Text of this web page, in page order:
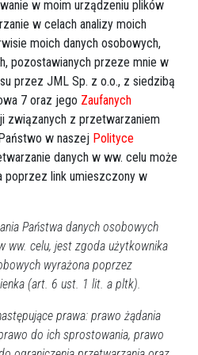
w moim urządzeniu plików
w celach analizy moich
moich danych osobowych,
pozostawianych przeze mnie w
przez JML Sp. z o.o., z siedzibą
7 oraz jego Zaufanych
związanych z przetwarzaniem
w naszej Polityce
danych w ww. celu może
poprzez link umieszczony w
Państwa danych osobowych
ww. celu, jest zgoda użytkownika
wyrażona poprzez
(art. 6 ust. 1 lit. a pltk).
prawa: prawo żądania
do ich sprostowania, prawo